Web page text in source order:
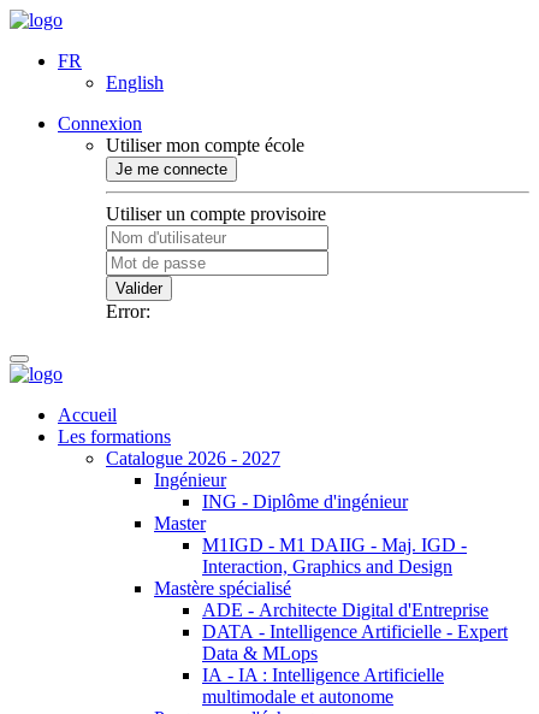
FR
English
Connexion
Utiliser mon compte école
Je me connecte
Utiliser un compte provisoire
Valider
Error:
Accueil
Les formations
Catalogue 2026 - 2027
Ingénieur
ING - Diplôme d'ingénieur
Master
M1IGD - M1 DAIIG - Maj. IGD -
Interaction, Graphics and Design
Mastère spécialisé
ADE - Architecte Digital d'Entreprise
DATA - Intelligence Artificielle - Expert
Data & MLops
IA - IA : Intelligence Artificielle
multimodale et autonome